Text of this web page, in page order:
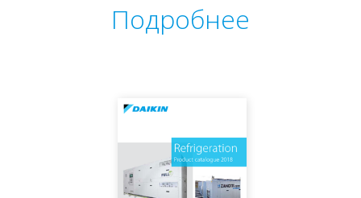
Подробнее